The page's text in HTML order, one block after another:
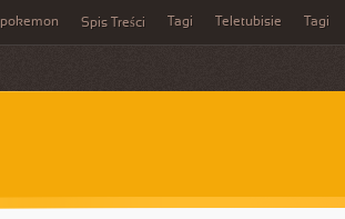
Spis Treści Tagi Teletubisie Tagi